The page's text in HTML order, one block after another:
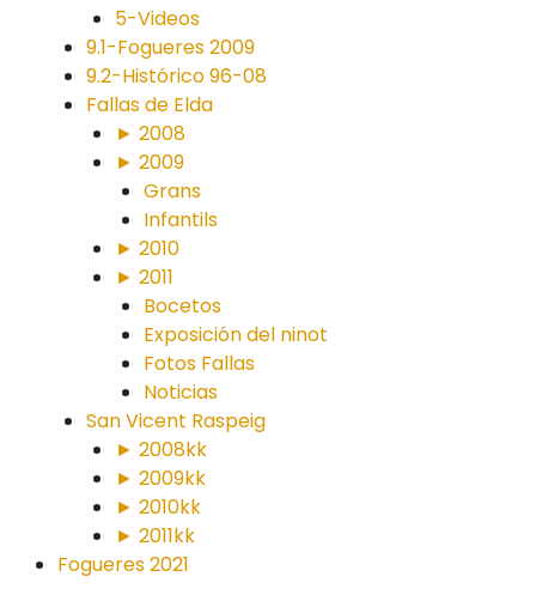
5-Videos
9.1-Fogueres 2009
9.2-Histórico 96-08
Fallas de Elda
► 2008
► 2009
Grans
Infantils
► 2010
► 2011
Bocetos
Exposición del ninot
Fotos Fallas
Noticias
San Vicent Raspeig
► 2008kk
► 2009kk
► 2010kk
► 2011kk
Fogueres 2021